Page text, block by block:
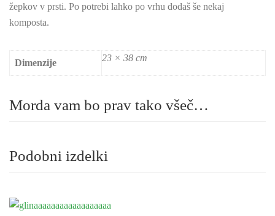
žepkov v prsti. Po potrebi lahko po vrhu dodaš še nekaj
komposta.
Dimenzije 23 × 38 cm
Morda vam bo prav tako všeč…
Podobni izdelki